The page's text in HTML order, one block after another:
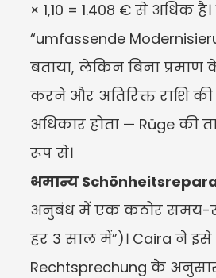
× 1,10 = 1.408 € से अधिक
“umfassende
बताया, लेकिन बिना प्रमाण
करने और अतिरिक्त राशि
अधिकार होता — Rüge की
रूप से।
अमान्य
अनुबंध में एक कठोर समय-
हर 3 साल में”)। Caira ने इसे
Rechtsprechung के